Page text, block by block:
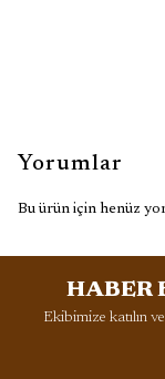
Yorumlar
Bu ürün için henüz
HABER
Ekibimize katılın